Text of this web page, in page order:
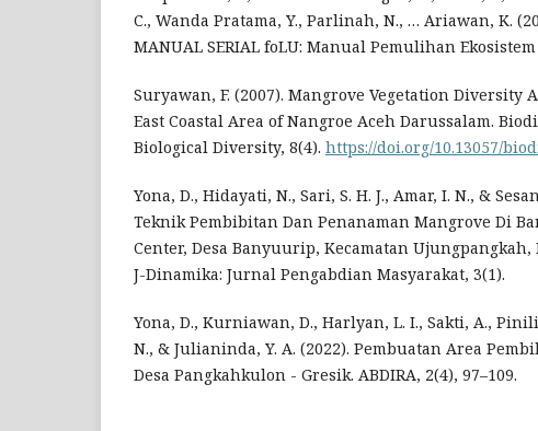
C., Wanda Pratama, Y., Parlinah, N., … Ariawan, K.
MANUAL SERIAL foLU: Manual Pemulihan
Suryawan, F. (2007). Mangrove Vegetation Diversity
East Coastal Area of Nangroe Aceh Darussalam.
Biological Diversity, 8(4). https://doi.org/10.13057/
Yona, D., Hidayati, N., Sari, S. H. J., Amar, I. N., &
Teknik Pembibitan Dan Penanaman Mangrove Di
Center, Desa Banyuurip, Kecamatan Ujungpangkah,
J-Dinamika: Jurnal Pengabdian Masyarakat, 3(1).
Yona, D., Kurniawan, D., Harlyan, L. I., Sakti, A.,
N., & Julianinda, Y. A. (2022). Pembuatan Area
Desa Pangkahkulon - Gresik. ABDIRA, 2(4), 97–109.